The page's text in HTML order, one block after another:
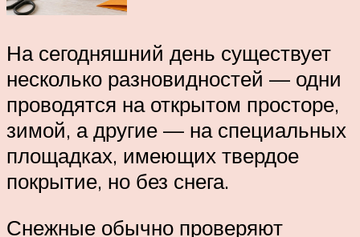
На сегодняшний день существует
несколько разновидностей — одни
проводятся на открытом просторе,
зимой, а другие — на специальных
площадках, имеющих твердое
покрытие, но без снега.
Снежные обычно проверяют